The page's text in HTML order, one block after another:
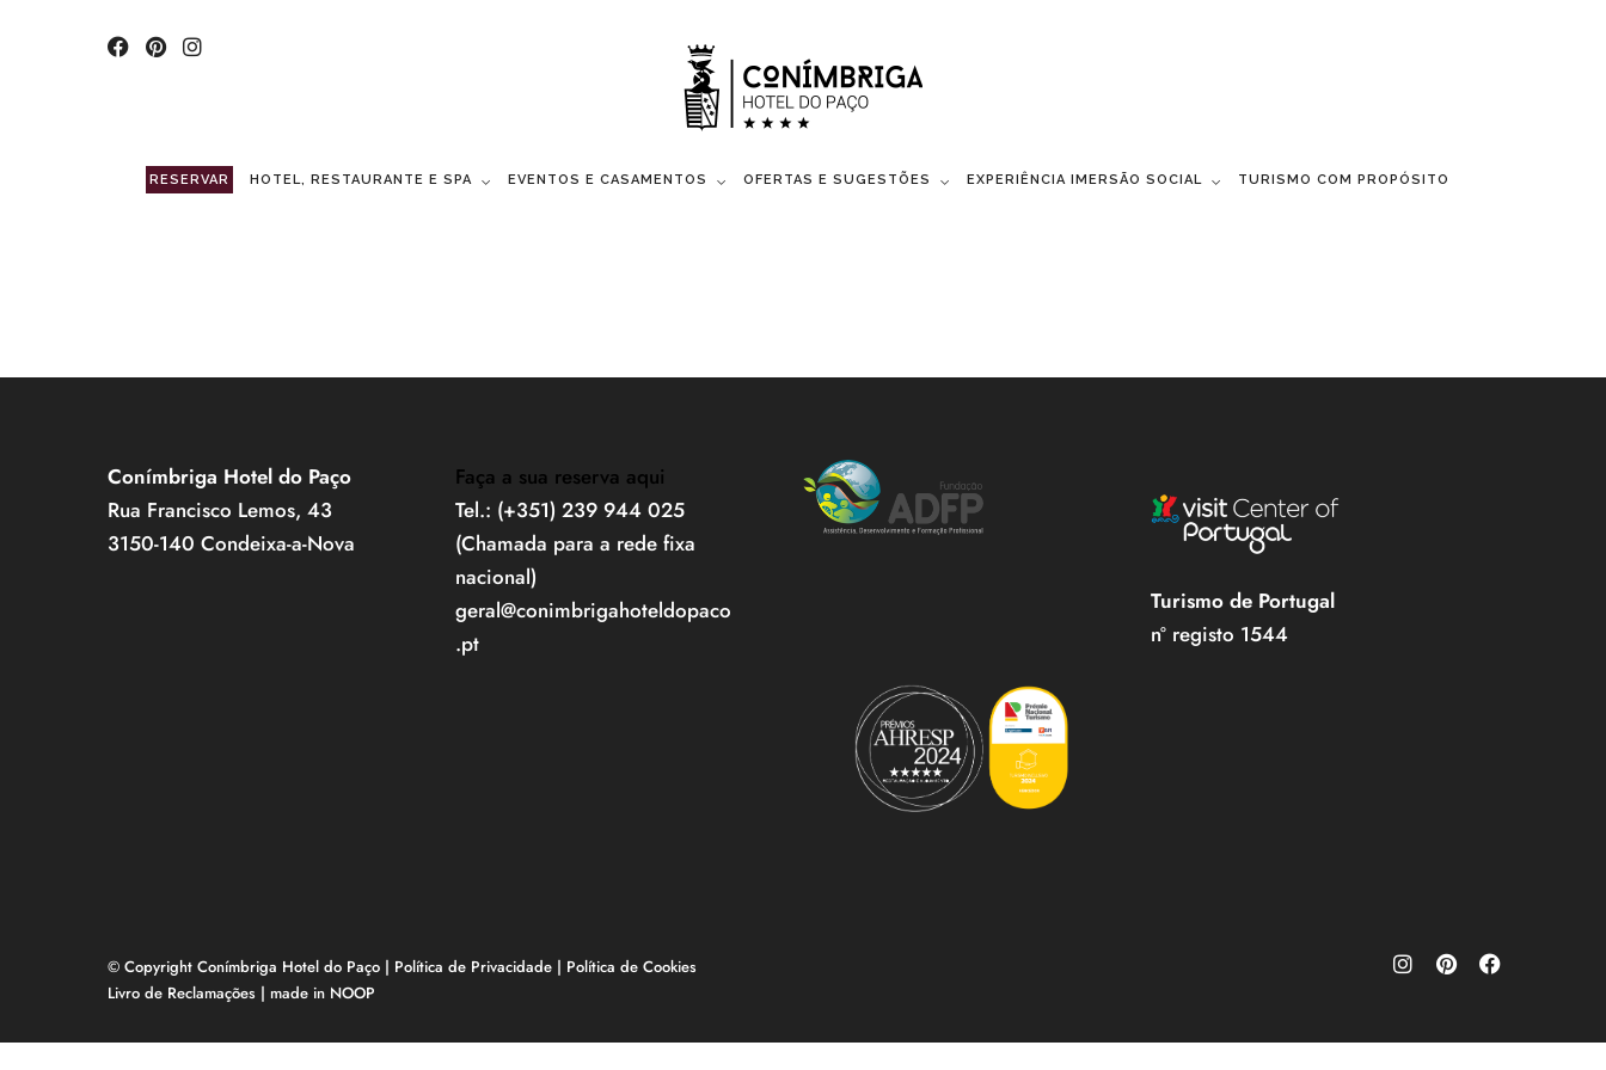
RESERVAR HOTEL, RESTAURANTE E SPA EVENTOS E CASAMENTOS OFERTAS E SUGESTÕES EXPERIÊNCIA IMERSÃO SOCIAL TURISMO COM PROPÓSITO
Conímbriga Hotel do Paço
Rua Francisco Lemos, 43
3150-140 Condeixa-a-Nova
Faça a sua reserva aqui
Tel.: (+351) 239 944 025
(Chamada para a rede fixa
nacional)
geral@conimbrigahoteldopaco
.pt
Turismo de Portugal
nº registo 1544
© Copyright Conímbriga Hotel do Paço | Política de Privacidade | Política de Cookies
Livro de Reclamações | made in NOOP